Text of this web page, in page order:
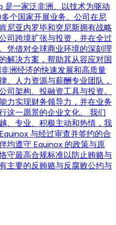
是一家泛非洲、以技术为驱动
个国家开展业务。公司在尼
尼亚内罗毕和突尼斯拥有战略
司跨境扩张与投资，并在全过
凭借对全球商业环境的深刻理
解决方案，帮助其从容应对国
洲经济的快速发展和高质量
、人力资源与薪酬专业团队，
司架构、投融资工具与投资。
力实现财务领导力，并在业务
这一愿景的企业文化。 我们
、专业、积极主动和热情，我
与经过审查并签约的合
均遵守 Equinox 的政策与原
守最高合规标准以防止贿赂与
主要的反贿赂与反腐败公约与